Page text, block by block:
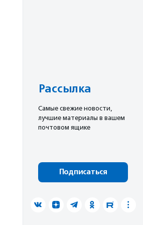
Рассылка
Cамые свежие новости,
лучшие материалы в вашем
почтовом ящике
Подписаться